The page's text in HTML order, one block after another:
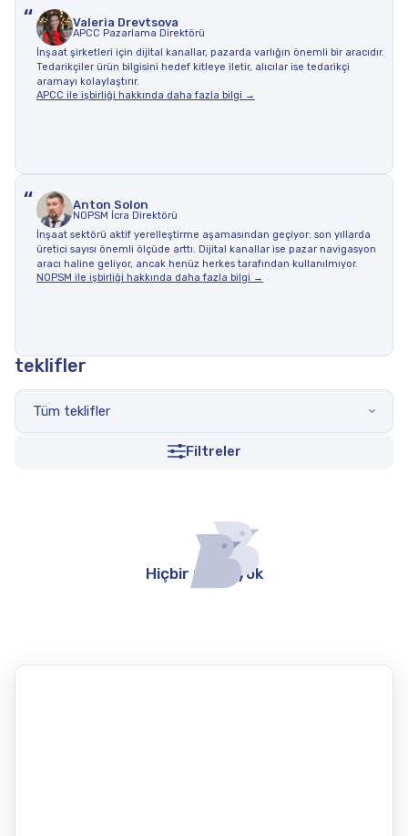
“ Valeria Drevtsova
APCC Pazarlama Direktörü
İnşaat şirketleri için dijital kanallar, pazarda varlığın önemli bir aracıdır.
Tedarikçiler ürün bilgisini hedef kitleye iletir, alıcılar ise tedarikçi
aramayı kolaylaştırır.
APCC ile işbirliği hakkında daha fazla bilgi →
“ Anton Solon
NOPSM İcra Direktörü
İnşaat sektörü aktif yerelleştirme aşamasından geçiyor: son yıllarda
üretici sayısı önemli ölçüde arttı. Dijital kanallar ise pazar navigasyon
aracı haline geliyor, ancak henüz herkes tarafından kullanılmıyor.
NOPSM ile işbirliği hakkında daha fazla bilgi →
teklifler
Tüm teklifler
Filtreler
Hiçbir teklif yok